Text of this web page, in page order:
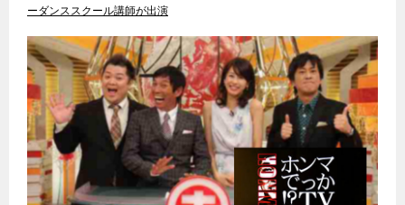
ーダンススクール講師が出演